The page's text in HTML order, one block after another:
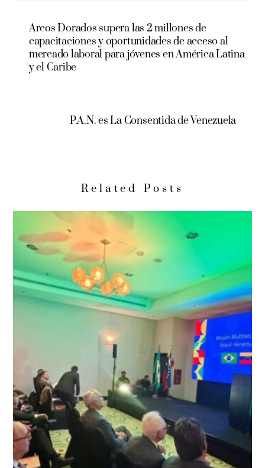
Arcos Dorados supera las 2 millones de
capacitaciones y oportunidades de acceso al
mercado laboral para jóvenes en América Latina
y el Caribe
P.A.N. es La Consentida de Venezuela
Related Posts